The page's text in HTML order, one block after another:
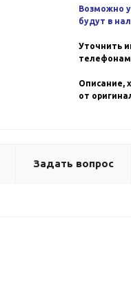
Возможно
будут в
Уточнить
телефонам
Описание,
от
Задать вопрос